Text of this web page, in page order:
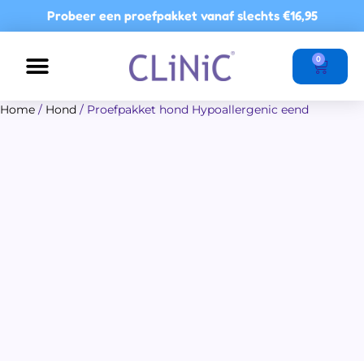
inhoud
Probeer een proefpakket vanaf slechts €16,95
0
Home / Hond / Proefpakket hond Hypoallergenic eend